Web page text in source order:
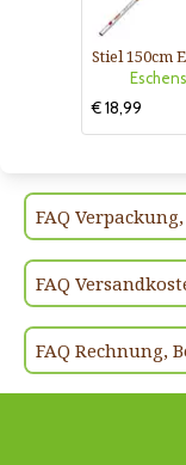
€ 18,99
FAQ
FAQ
FAQ Rechnung,